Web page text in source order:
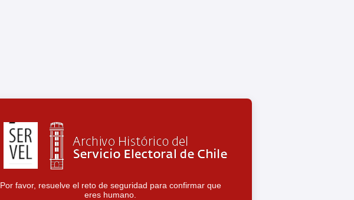
Por favor, resuelve el reto de seguridad para confirmar que
eres humano.